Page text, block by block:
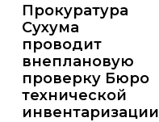
Прокуратура
Сухума
проводит
внеплановую
проверку Бюро
технической
инвентаризации